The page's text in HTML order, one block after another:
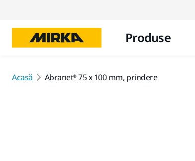
Produse
Acasă Abranet® 75 x 100 mm, prindere